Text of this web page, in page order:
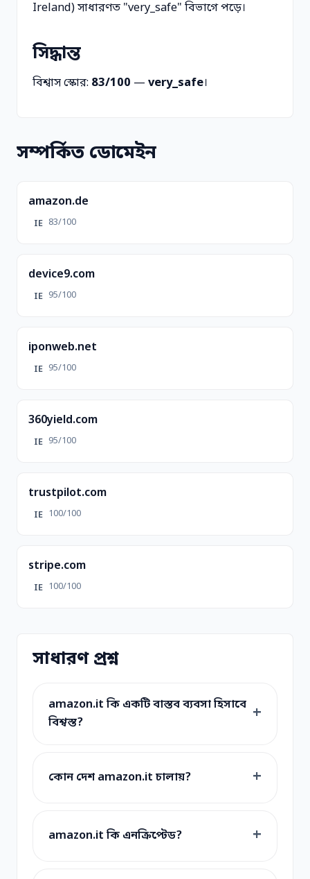
Ireland) সাধারণত "very_safe" বিভাগে পড়ে।
সিদ্ধান্ত
বিশ্বাস স্কোর: 83/100 — very_safe।
সম্পর্কিত ডোমেইন
amazon.de
IE 83/100
device9.com
IE 95/100
iponweb.net
IE 95/100
360yield.com
IE 95/100
trustpilot.com
IE 100/100
stripe.com
IE 100/100
সাধারণ প্রশ্ন
amazon.it কি একটি বাস্তব ব্যবসা হিসাবে
বিশ্বস্ত?
কোন দেশ amazon.it চালায়?
amazon.it কি এনক্রিপ্টেড?